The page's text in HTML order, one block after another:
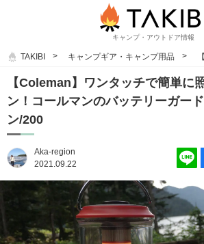
キャンプ・アウトドア情報
TAKIBI キャンプギア・キャンプ用品
【Coleman】ワンタッチで簡単に
ン！コールマンのバッテリーガー
ン/200
Aka-region
2021.09.22